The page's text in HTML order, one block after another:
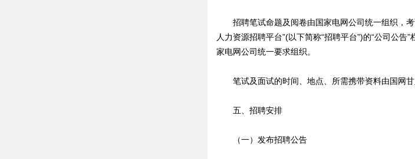
招聘笔试命题及阅卷由国家电网公司统一组织，考
人力资源招聘平台”(以下简称“招聘平台”)的“公司公告
家电网公司统一要求组织。
笔试及面试的时间、地点、所需携带资料由国网甘
五、招聘安排
（一）发布招聘公告